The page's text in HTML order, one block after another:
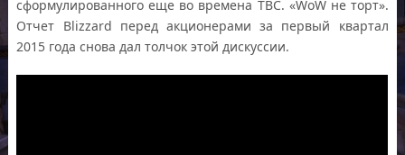
сформулированного еще во времена TBC. «WoW не торт».
Отчет Blizzard перед акционерами за первый квартал
2015 года снова дал толчок этой дискуссии.